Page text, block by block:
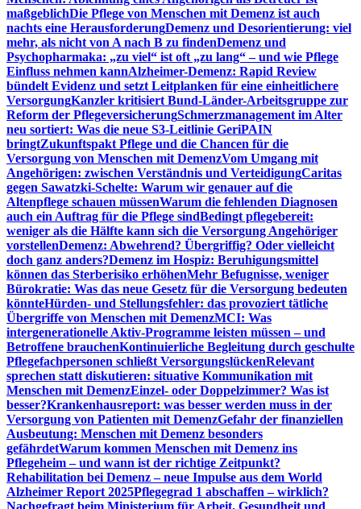
maßgeblichDie Pflege von Menschen mit Demenz ist auch
nachts eine HerausforderungDemenz und Desorientierung: viel
mehr, als nicht von A nach B zu findenDemenz und
Psychopharmaka: „zu viel“ ist oft „zu lang“ – und wie Pflege
Einfluss nehmen kannAlzheimer-Demenz: Rapid Review
bündelt Evidenz und setzt Leitplanken für eine einheitlichere
VersorgungKanzler kritisiert Bund-Länder-Arbeitsgruppe zur
Reform der PflegeversicherungSchmerzmanagement im Alter
neu sortiert: Was die neue S3-Leitlinie GeriPAIN
bringtZukunftspakt Pflege und die Chancen für die
Versorgung von Menschen mit DemenzVom Umgang mit
Angehörigen: zwischen Verständnis und VerteidigungCaritas
gegen Sawatzki-Schelte: Warum wir genauer auf die
Altenpflege schauen müssenWarum die fehlenden Diagnosen
auch ein Auftrag für die Pflege sindBedingt pflegebereit:
weniger als die Hälfte kann sich die Versorgung Angehöriger
vorstellenDemenz: Abwehrend? Übergriffig? Oder vielleicht
doch ganz anders?Demenz im Hospiz: Beruhigungsmittel
können das Sterberisiko erhöhenMehr Befugnisse, weniger
Bürokratie: Was das neue Gesetz für die Versorgung bedeuten
könnteHürden- und Stellungsfehler: das provoziert tätliche
Übergriffe von Menschen mit DemenzMCI: Was
intergenerationelle Aktiv-Programme leisten müssen – und
Betroffene brauchenKontinuierliche Begleitung durch geschulte
Pflegefachpersonen schließt VersorgungslückenRelevant
sprechen statt diskutieren: situative Kommunikation mit
Menschen mit DemenzEinzel- oder Doppelzimmer? Was ist
besser?Krankenhausreport: was besser werden muss in der
Versorgung von Patienten mit DemenzGefahr der finanziellen
Ausbeutung: Menschen mit Demenz besonders
gefährdetWarum kommen Menschen mit Demenz ins
Pflegeheim – und wann ist der richtige Zeitpunkt?
Rehabilitation bei Demenz – neue Impulse aus dem World
Alzheimer Report 2025Pflegegrad 1 abschaffen – wirklich?